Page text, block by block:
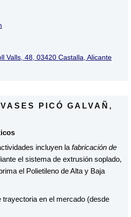
Valls, 48, 03420 Castalla, Alicante
PICÓ GALVAÑ,
incluyen la fabricación de
el sistema de extrusión soplado,
el Polietileno de Alta y Baja
trayectoria en el mercado (desde